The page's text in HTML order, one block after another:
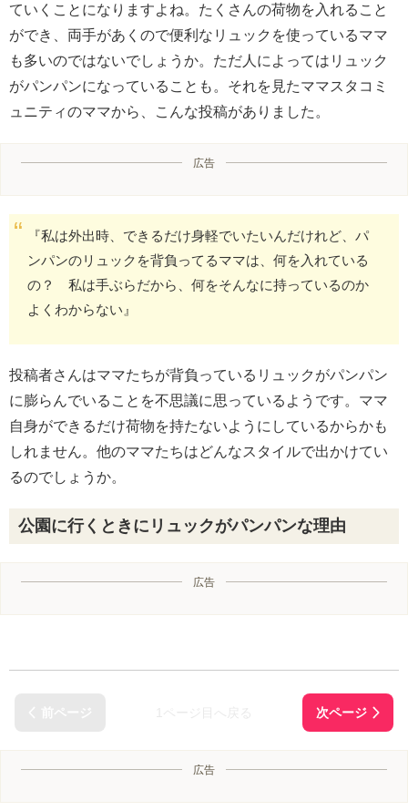
ていくことになりますよね。たくさんの荷物を入れること
ができ、両手があくので便利なリュックを使っているママ
も多いのではないでしょうか。ただ人によってはリュック
がパンパンになっていることも。それを見たママスタコミ
ュニティのママから、こんな投稿がありました。
広告
『私は外出時、できるだけ身軽でいたいんだけれど、パ
ンパンのリュックを背負ってるママは、何を入れている
の？ 私は手ぶらだから、何をそんなに持っているのか
よくわからない』
投稿者さんはママたちが背負っているリュックがパンパン
に膨らんでいることを不思議に思っているようです。ママ
自身ができるだけ荷物を持たないようにしているからかも
しれません。他のママたちはどんなスタイルで出かけてい
るのでしょうか。
公園に行くときにリュックがパンパンな理由
広告
広告